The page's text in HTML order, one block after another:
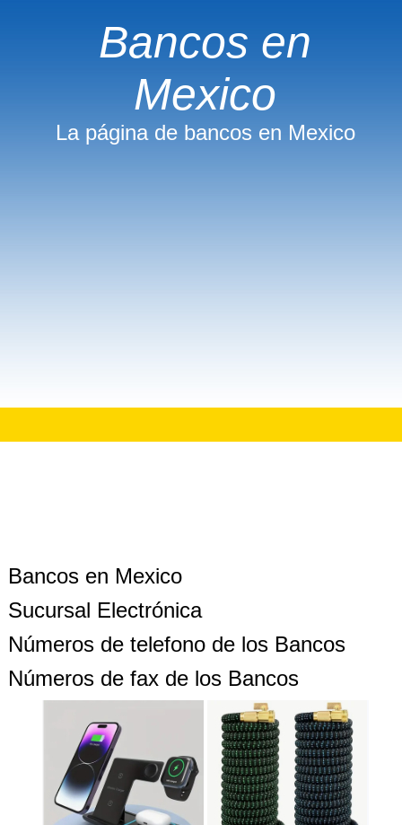
Bancos en
Mexico
La página de bancos en Mexico
Bancos en Mexico
Sucursal Electrónica
Números de telefono de los Bancos
Números de fax de los Bancos